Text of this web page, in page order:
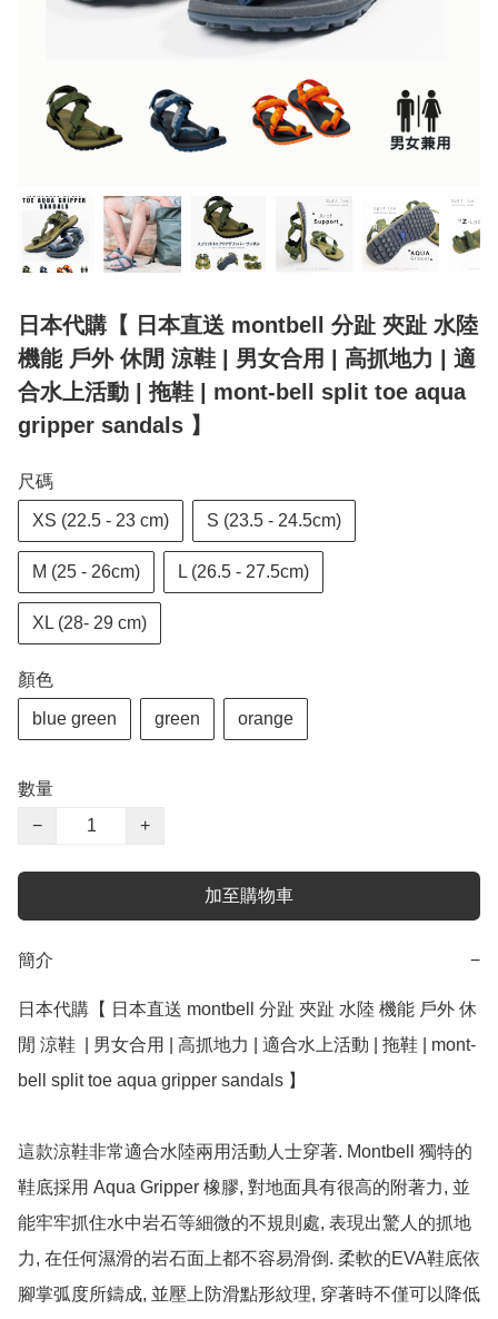
日本代購【 日本直送 montbell 分趾 夾趾 水陸
機能 戶外 休閒 涼鞋 | 男女合用 | 高抓地力 | 適
合水上活動 | 拖鞋 | mont-bell split toe aqua
gripper sandals 】
尺碼
XS (22.5 - 23 cm) S (23.5 - 24.5cm)
M (25 - 26cm) L (26.5 - 27.5cm)
XL (28- 29 cm)
顏色
blue green green orange
數量
−
+
加至購物車
簡介 −
日本代購【 日本直送 montbell 分趾 夾趾 水陸 機能 戶外 休
閒 涼鞋  | 男女合用 | 高抓地力 | 適合水上活動 | 拖鞋 | mont-
bell split toe aqua gripper sandals 】
這款涼鞋非常適合水陸兩用活動人士穿著. Montbell 獨特的
鞋底採用 Aqua Gripper 橡膠, 對地面具有很高的附著力, 並
能牢牢抓住水中岩石等細微的不規則處, 表現出驚人的抓地
力, 在任何濕滑的岩石面上都不容易滑倒. 柔軟的EVA鞋底依
腳掌弧度所鑄成, 並壓上防滑點形紋理, 穿著時不僅可以降低